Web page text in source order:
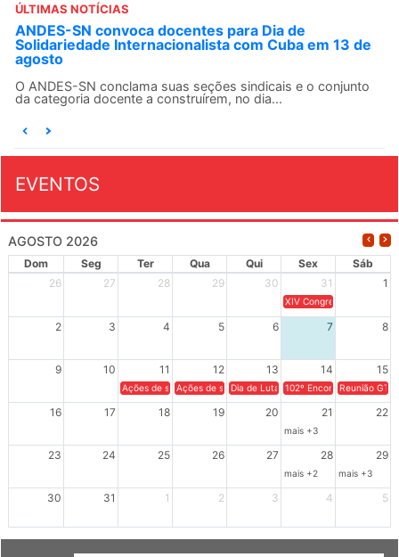
ÚLTIMAS NOTÍCIAS
ANDES-SN convoca docentes para Dia de
Solidariedade Internacionalista com Cuba em 13 de
agosto
O ANDES-SN conclama suas seções sindicais e o conjunto
da categoria docente a construírem, no dia...
EVENTOS
AGOSTO 2026
Dom Seg Ter Qua Qui Sex
Sáb
26
27 28 29 30 31 1
XIV Congresso Brasileiro
2 3 4 5 6 7 8
9 10 11 12 13 14 15
Ações de solidariedade a Cuba no Rio Grande do Sul - 100
Ações de solidariedade a Cuba no Rio Grande do
Dia de Luta em Defesa de Cuba e da
102º Encontro da
Reunião
16 17 18 19 20 21 22
mais +3
23 24 25 26 27 28 29
mais +2 mais +3
30 31 1 2 3 4 5